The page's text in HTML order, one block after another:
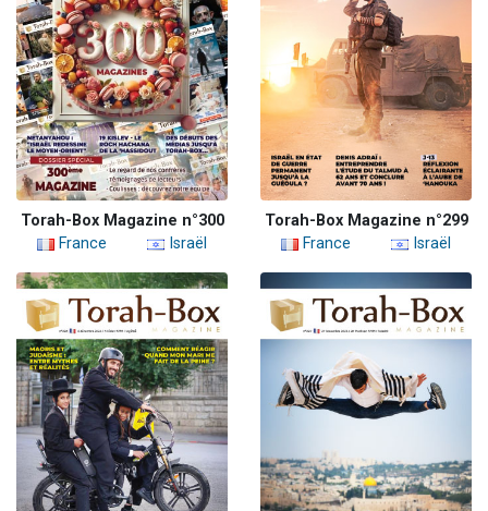
Torah-Box Magazine n°300
France
Israël
Torah-Box Magazine n°299
France
Israël